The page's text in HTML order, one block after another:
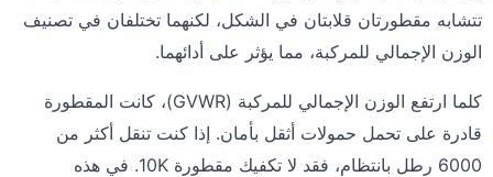
تتشابه مقطورتان قلابتان في الشكل، لكنهما تختلفان في تصنيف
الوزن الإجمالي للمركبة، مما يؤثر على أدائهما.
كلما ارتفع الوزن الإجمالي للمركبة (GVWR)، كانت المقطورة
قادرة على تحمل حمولات أثقل بأمان. إذا كنت تنقل أكثر من
6000 رطل بانتظام، فقد لا تكفيك مقطورة 10K. في هذه